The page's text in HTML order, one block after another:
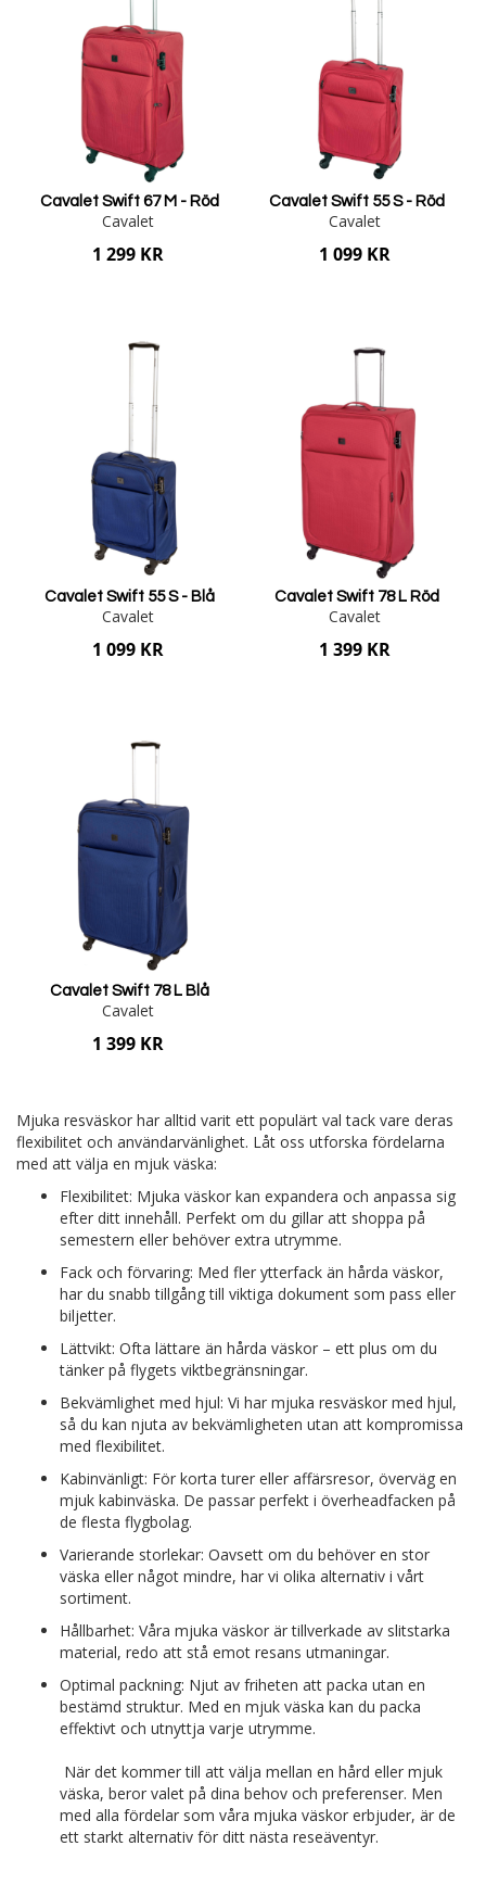
Cavalet Swift 67 M - Röd
Cavalet
1 299 KR
Cavalet Swift 55 S - Röd
Cavalet
1 099 KR
Cavalet Swift 55 S - Blå
Cavalet
1 099 KR
Cavalet Swift 78 L Röd
Cavalet
1 399 KR
Cavalet Swift 78 L Blå
Cavalet
1 399 KR
Lägg i varukorgen
Mjuka resväskor har alltid varit ett populärt val tack vare deras
flexibilitet och användarvänlighet. Låt oss utforska fördelarna
med att välja en mjuk väska:
Flexibilitet: Mjuka väskor kan expandera och anpassa sig
efter ditt innehåll. Perfekt om du gillar att shoppa på
semestern eller behöver extra utrymme.
Fack och förvaring: Med fler ytterfack än hårda väskor,
har du snabb tillgång till viktiga dokument som pass eller
biljetter.
Lättvikt: Ofta lättare än hårda väskor – ett plus om du
tänker på flygets viktbegränsningar.
Bekvämlighet med hjul: Vi har mjuka resväskor med hjul,
så du kan njuta av bekvämligheten utan att kompromissa
med flexibilitet.
Kabinvänligt: För korta turer eller affärsresor, överväg en
mjuk kabinväska. De passar perfekt i överheadfacken på
de flesta flygbolag.
Varierande storlekar: Oavsett om du behöver en stor
väska eller något mindre, har vi olika alternativ i vårt
sortiment.
Hållbarhet: Våra mjuka väskor är tillverkade av slitstarka
material, redo att stå emot resans utmaningar.
Optimal packning: Njut av friheten att packa utan en
bestämd struktur. Med en mjuk väska kan du packa
effektivt och utnyttja varje utrymme.
När det kommer till att välja mellan en hård eller mjuk
väska, beror valet på dina behov och preferenser. Men
med alla fördelar som våra mjuka väskor erbjuder, är de
ett starkt alternativ för ditt nästa reseäventyr.